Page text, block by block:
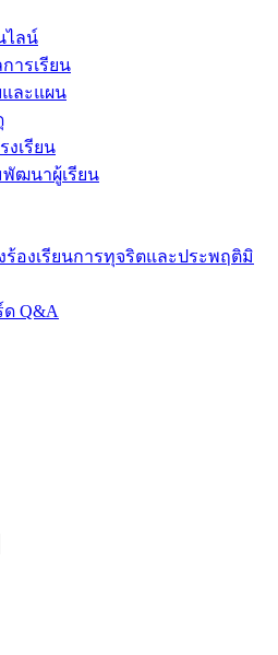
ไลน์
ารเรียน
ละแผน
งเรียน
ฒนาผู้เรียน
ร้องเรียนการทุจริตและประพฤติมิ
Q&A